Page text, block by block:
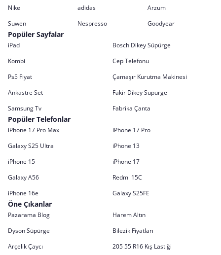
Nike adidas
Arzum
Suwen
Nespresso Goodyear
Popüler Sayfalar
iPad
Bosch Dikey Süpürge
Kombi
Cep Telefonu
Ps5 Fiyat
Çamaşır Kurutma Makinesi
Ankastre Set
Fakir Dikey Süpürge
Samsung Tv
Fabrika Çanta
Popüler Telefonlar
iPhone 17 Pro Max
iPhone 17 Pro
Galaxy S25 Ultra
iPhone 13
iPhone 15
iPhone 17
Galaxy A56
Redmi 15C
iPhone 16e
Galaxy S25FE
Öne Çıkanlar
Pazarama Blog
Harem Altın
Dyson Süpürge
Bilezik Fiyatları
Arçelik Çaycı
205 55 R16 Kış Lastiği